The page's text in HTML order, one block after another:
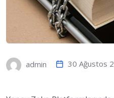
admin 30 Ağustos